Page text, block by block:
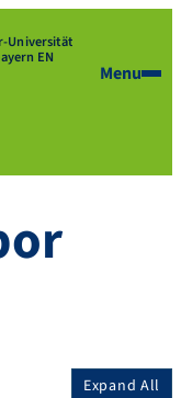
Universität
EN
Menu
Expand All